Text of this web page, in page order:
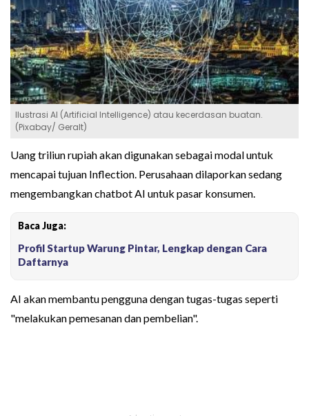
Ilustrasi AI (Artificial Intelligence) atau kecerdasan buatan.
(Pixabay/ Geralt)
Uang triliun rupiah akan digunakan sebagai modal untuk
mencapai tujuan Inflection. Perusahaan dilaporkan sedang
mengembangkan chatbot AI untuk pasar konsumen.
Baca Juga:
Profil Startup Warung Pintar, Lengkap dengan Cara
Daftarnya
AI akan membantu pengguna dengan tugas-tugas seperti
"melakukan pemesanan dan pembelian".